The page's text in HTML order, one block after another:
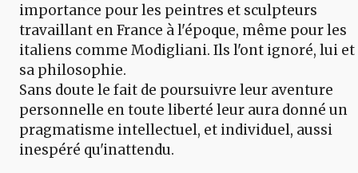
importance pour les peintres et sculpteurs
travaillant en France à l'époque, même pour les
italiens comme Modigliani. Ils l'ont ignoré, lui et
sa philosophie.
Sans doute le fait de poursuivre leur aventure
personnelle en toute liberté leur aura donné un
pragmatisme intellectuel, et individuel, aussi
inespéré qu'inattendu.